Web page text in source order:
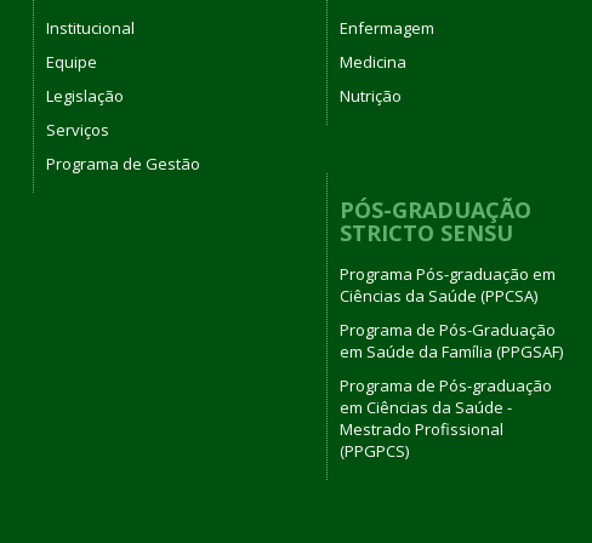
Institucional
Equipe
Legislação
Serviços
Programa de Gestão
Enfermagem
Medicina
Nutrição
PÓS-GRADUAÇÃO
STRICTO SENSU
Programa Pós-graduação em
Ciências da Saúde (PPCSA)
Programa de Pós-Graduação
em Saúde da Família (PPGSAF)
Programa de Pós-graduação
em Ciências da Saúde -
Mestrado Profissional
(PPGPCS)